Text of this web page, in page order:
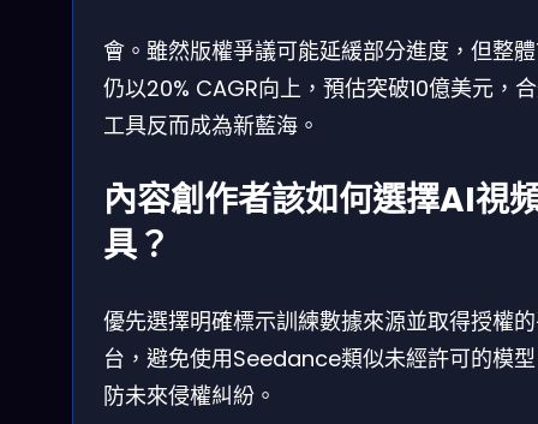
會。雖然版權爭議可能延緩部分進度，但整
仍以20% CAGR向上，預估突破10億美元，
工具反而成為新藍海。
內容創作者該如何選擇AI視
具？
優先選擇明確標示訓練數據來源並取得授權
台，避免使用Seedance類似未經許可的模
防未來侵權糾紛。